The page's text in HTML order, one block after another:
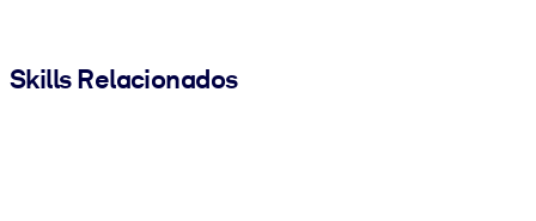
Skills Relacionados